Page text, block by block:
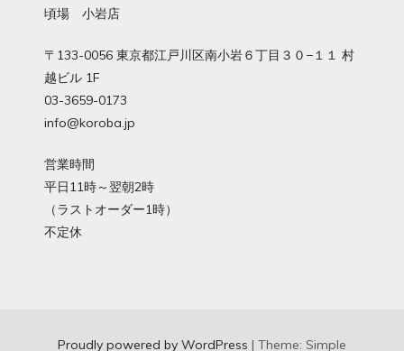
頃場 小岩店
〒133-0056 東京都江戸川区南小岩６丁目３０−１１ 村
越ビル 1F
03-3659-0173
info@koroba.jp
営業時間
平日11時～翌朝2時
（ラストオーダー1時）
不定休
Proudly powered by WordPress | Theme: Simple